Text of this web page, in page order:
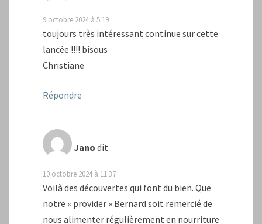
9 octobre 2024 à 5:19
toujours très intéressant continue sur cette
lancée !!!! bisous
Christiane
Répondre
Jano dit :
10 octobre 2024 à 11:37
Voilà des découvertes qui font du bien. Que
notre « provider » Bernard soit remercié de
nous alimenter régulièrement en nourriture